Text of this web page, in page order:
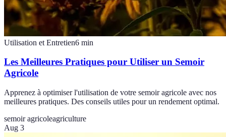
Utilisation et Entretien6 min
Les Meilleures Pratiques pour Utiliser un Semoir
Agricole
Apprenez à optimiser l'utilisation de votre semoir agricole avec nos
meilleures pratiques. Des conseils utiles pour un rendement optimal.
semoir agricoleagriculture
Aug 3